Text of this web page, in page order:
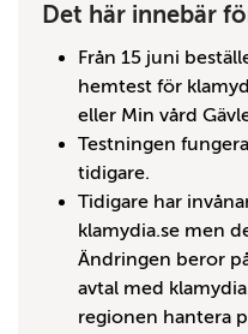
Det här innebär
Från 15 juni
hemtest för
eller Min vård
Testningen
tidigare.
Tidigare har
klamydia.se men
Ändringen beror
avtal med
regionen hantera